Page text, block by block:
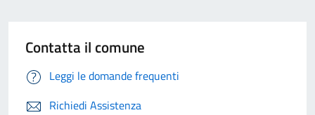
Contatta il comune
Leggi le domande frequenti
Richiedi Assistenza